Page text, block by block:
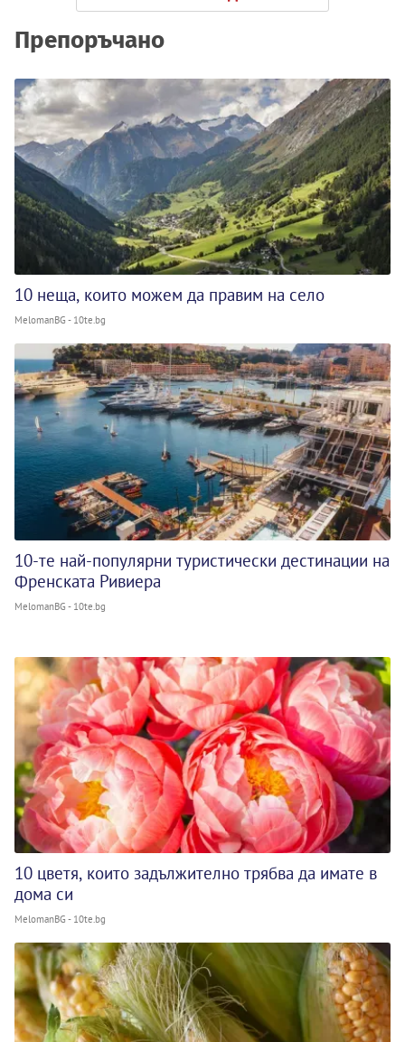
Препоръчано
10 неща, които можем да правим на село
MelomanBG - 10te.bg
10-те най-популярни туристически дестинации на
Френската Ривиера
MelomanBG - 10te.bg
10 цветя, които задължително трябва да имате в
дома си
MelomanBG - 10te.bg